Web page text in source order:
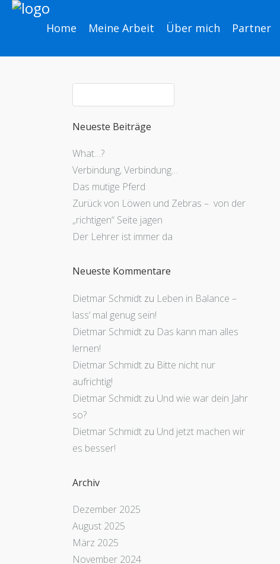
Home Meine Arbeit Über mich Partner
Neueste Beiträge
What…?
Verbindung, Verbindung…
Das mutige Pferd
Zurück von Löwen und Zebras – von der
„richtigen“ Seite jagen
Der Lehrer ist immer da
Neueste Kommentare
Dietmar Schmidt zu Leben in Balance –
lass‘ mal genug sein!
Dietmar Schmidt zu Das kann man alles
lernen!
Dietmar Schmidt zu Bitte nicht nur
aufrichtig!
Dietmar Schmidt zu Und wie war dein Jahr
so?
Dietmar Schmidt zu Und jetzt machen wir
es besser!
Archiv
Dezember 2025
August 2025
März 2025
November 2024